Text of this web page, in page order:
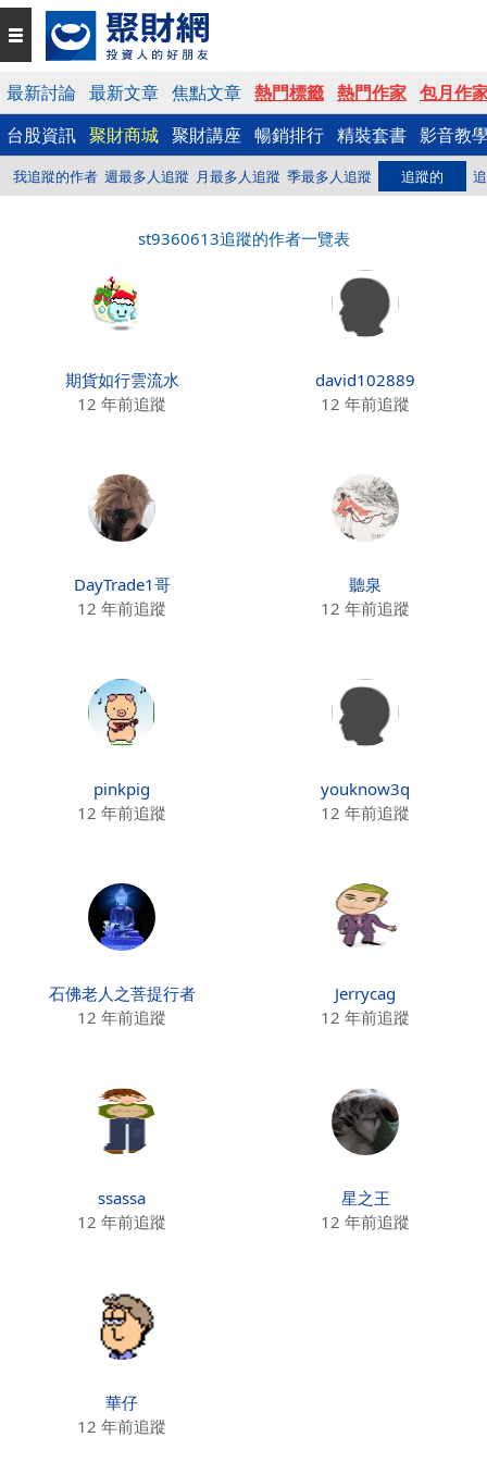
最新討論 最新文章 焦點文章 熱門標籤 熱門作家 包月作
台股資訊 聚財商城 聚財講座 暢銷排行 精裝套書 影音教
我追蹤的作者 週最多人追蹤 月最多人追蹤 季最多人追蹤 追蹤的
st9360613追蹤的作者一覽表
期貨如行雲流水
12 年前追蹤
david102889
12 年前追蹤
DayTrade1哥
12 年前追蹤
聽泉
12 年前追蹤
pinkpig
12 年前追蹤
youknow3q
12 年前追蹤
石佛老人之菩提行者
12 年前追蹤
Jerrycag
12 年前追蹤
ssassa
12 年前追蹤
星之王
12 年前追蹤
華仔
12 年前追蹤